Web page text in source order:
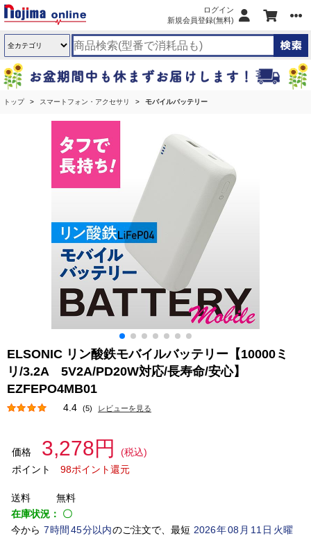
ログイン
新規会員登録(無料)
トップ スマートフォン・アクセサリ モバイルバッテリー
ELSONIC リン酸鉄モバイルバッテリー【10000ミ
リ/3.2A 5V2A/PD20W対応/長寿命/安心】
EZFEPO4MB01
4.4 (5) レビューを見る
価格 3,278円
(税込)
ポイント
98ポイント還元
送料
無料
在庫状況： 〇
今から 7時間 45分以内のご注文で、最短 2026年08 月 11 日火曜